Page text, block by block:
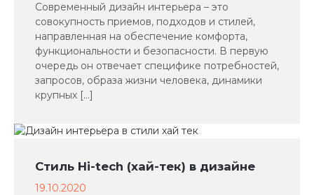
Современный дизайн интерьера – это
совокупность приемов, подходов и стилей,
направленная на обеспечение комфорта,
функциональности и безопасности. В первую
очередь он отвечает специфике потребностей,
запросов, образа жизни человека, динамики
крупных […]
Стиль Hi-tech (хай-тек) в дизайне
19.10.2020